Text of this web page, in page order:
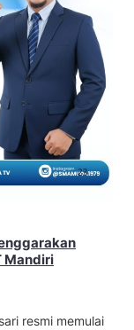
Mandiri
resmi memulai